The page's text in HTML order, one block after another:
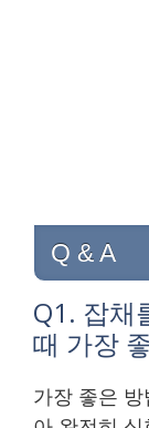
Q & A
Q1. 잡채
때 가장
가장 좋은